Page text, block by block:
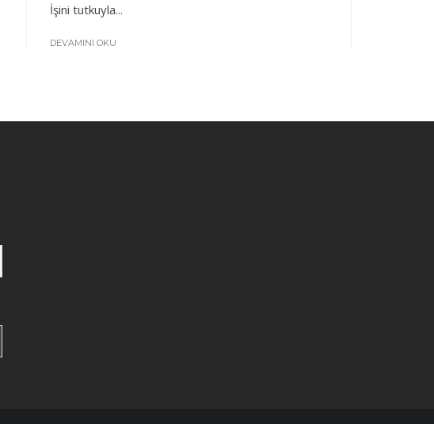
İşini tutkuyla...
DEVAMINI OKU